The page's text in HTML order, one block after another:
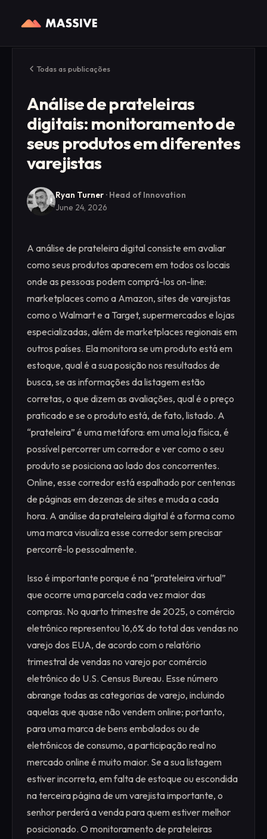
Todas as publicações
Análise de prateleiras
digitais: monitoramento de
seus produtos em diferentes
varejistas
Ryan Turner · Head of Innovation
June 24, 2026
A análise de prateleira digital consiste em avaliar
como seus produtos aparecem em todos os locais
onde as pessoas podem comprá-los on-line:
marketplaces como a Amazon, sites de varejistas
como o Walmart e a Target, supermercados e lojas
especializadas, além de marketplaces regionais em
outros países. Ela monitora se um produto está em
estoque, qual é a sua posição nos resultados de
busca, se as informações da listagem estão
corretas, o que dizem as avaliações, qual é o preço
praticado e se o produto está, de fato, listado. A
“prateleira” é uma metáfora: em uma loja física, é
possível percorrer um corredor e ver como o seu
produto se posiciona ao lado dos concorrentes.
Online, esse corredor está espalhado por centenas
de páginas em dezenas de sites e muda a cada
hora. A análise da prateleira digital é a forma como
uma marca visualiza esse corredor sem precisar
percorrê-lo pessoalmente.
Isso é importante porque é na “prateleira virtual”
que ocorre uma parcela cada vez maior das
compras. No quarto trimestre de 2025, o comércio
eletrônico representou 16,6% do total das vendas no
varejo dos EUA, de acordo com o relatório
trimestral de vendas no varejo por comércio
eletrônico do U.S. Census Bureau. Esse número
abrange todas as categorias de varejo, incluindo
aquelas que quase não vendem online; portanto,
para uma marca de bens embalados ou de
eletrônicos de consumo, a participação real no
mercado online é muito maior. Se a sua listagem
estiver incorreta, em falta de estoque ou escondida
na terceira página de um varejista importante, o
senhor perderá a venda para quem estiver melhor
posicionado. O monitoramento de prateleiras